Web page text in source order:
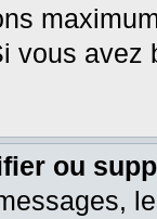
vous
ou